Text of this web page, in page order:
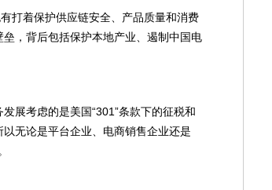
打着保护供应链安全、产品质量和消费
，背后包括保护本地产业、遏制中国电
展考虑的是美国“301”条款下的征税和
无论是平台企业、电商销售企业还是